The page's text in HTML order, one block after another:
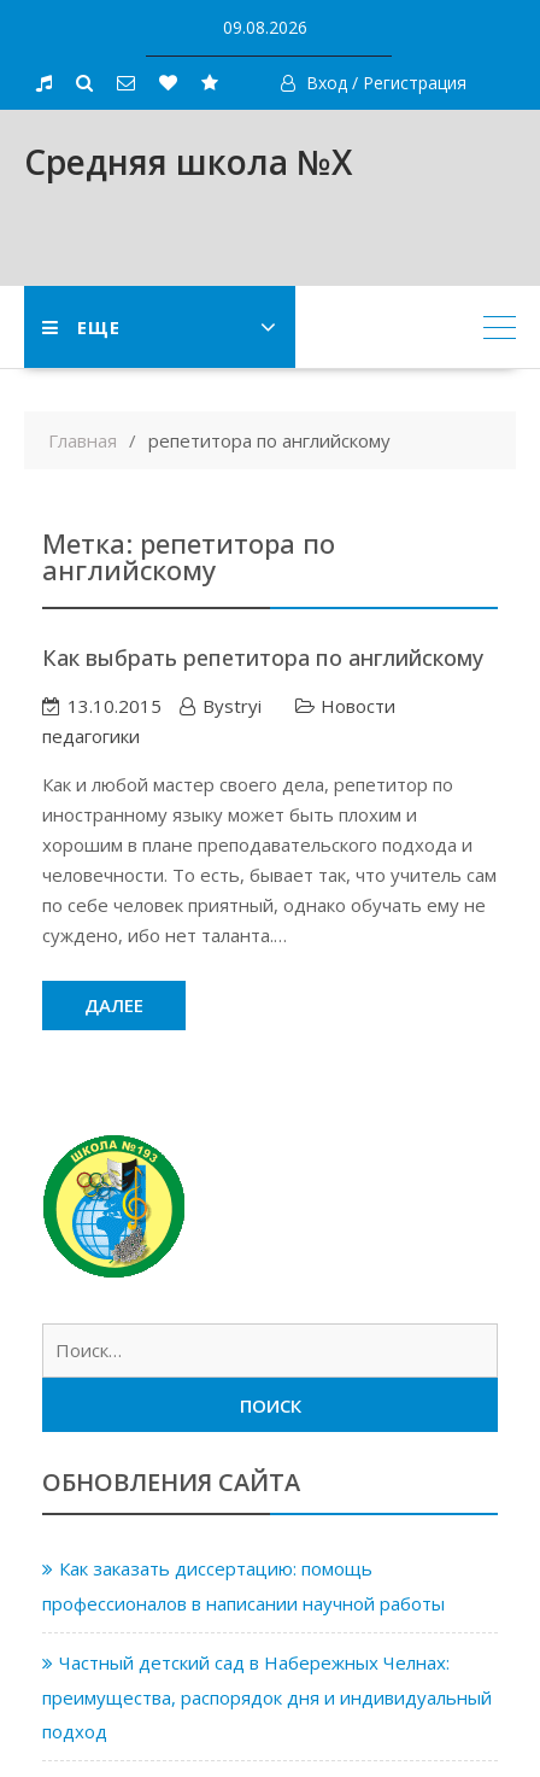
content
09.08.2026
Вход / Регистрация
Средняя школа №X
ЕЩЕ
Главная репетитора по английскому
Метка: репетитора по
английскому
Как выбрать репетитора по английскому
13.10.2015 Bystryi
Новости
педагогики
Как и любой мастер своего дела, репетитор по
иностранному языку может быть плохим и
хорошим в плане преподавательского подхода и
человечности. То есть, бывает так, что учитель сам
по себе человек приятный, однако обучать ему не
суждено, ибо нет таланта.…
ДАЛЕЕ
ОБНОВЛЕНИЯ САЙТА
Как заказать диссертацию: помощь
профессионалов в написании научной работы
Частный детский сад в Набережных Челнах:
преимущества, распорядок дня и индивидуальный
подход